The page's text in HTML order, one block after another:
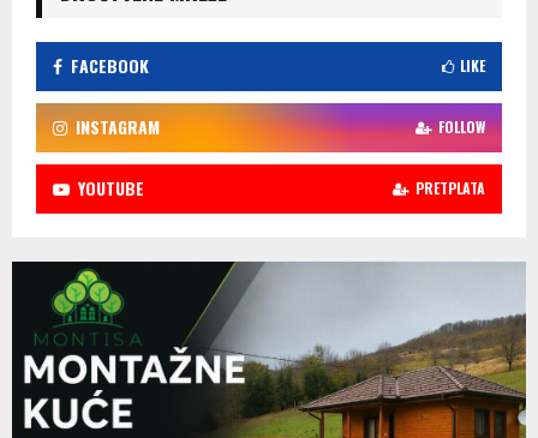
FACEBOOK LIKE
INSTAGRAM FOLLOW
YOUTUBE PRETPLATA